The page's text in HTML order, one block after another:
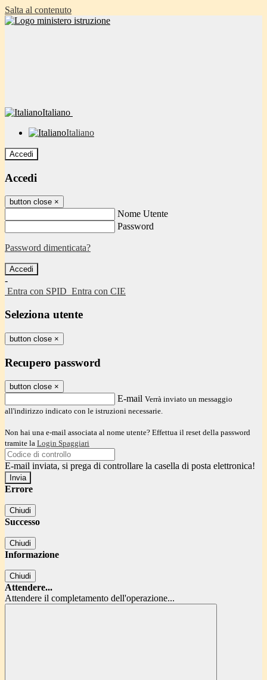
Salta al contenuto
Italiano
Italiano
Accedi
Accedi
button close ×
Nome Utente
Password
Password dimenticata?
-
Entra con SPID Entra con CIE
Seleziona utente
button close ×
Recupero password
button close ×
E-mail Verrà inviato un messaggio
all'indirizzo indicato con le istruzioni necessarie.
Non hai una e-mail associata al nome utente? Effettua il reset della password
tramite la Login Spaggiari
E-mail inviata, si prega di controllare la casella di posta elettronica!
Errore
Chiudi
Successo
Chiudi
Informazione
Chiudi
Attendere...
Attendere il completamento dell'operazione...